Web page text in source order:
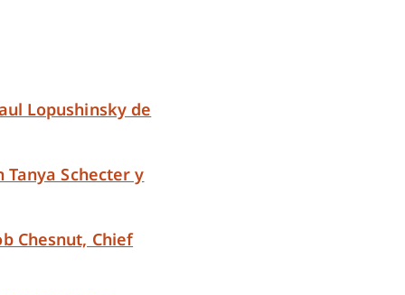
Lopushinsky de
Schecter y
Chesnut, Chief